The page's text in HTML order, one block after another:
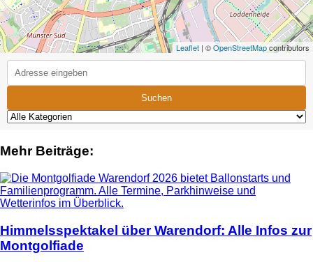
Leaflet | ©OpenStreetMapcontributors
Suchen
Mehr Beiträge:
Himmelsspektakel über Warendorf: Alle Infos zur
Montgolfiade